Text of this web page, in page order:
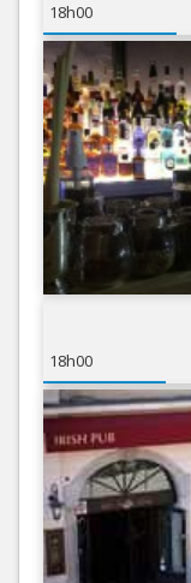
18h00
18h00